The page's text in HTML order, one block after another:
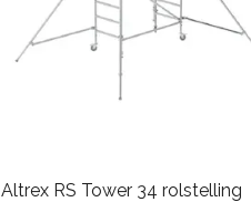
Altrex RS Tower 34 rolstelling